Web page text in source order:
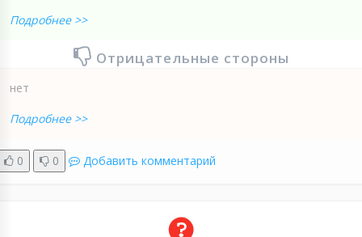
Подробнее >>
Отрицательные стороны
нет
Подробнее >>
0 0 Добавить комментарий